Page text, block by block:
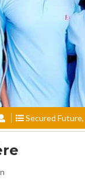
Secured Future,